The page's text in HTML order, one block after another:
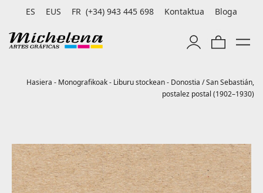
ES EUS FR (+34) 943 445 698 Kontaktua Bloga
Hasiera - Monografikoak- Liburu stockean- Donostia / San Sebastián,
postalez postal (1902–1930)